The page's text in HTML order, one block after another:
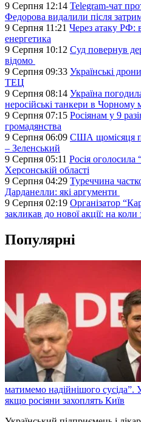
9 Серпня 12:14 Telegram-чат
Федорова видалили після
9 Серпня 11:21 Через атаку РФ:
енергетика
9 Серпня 10:12 Суд повернув
відомо
9 Серпня 09:33 Українські
ТЕЦ
9 Серпня 08:14 Україна
неросійські танкери в Чорному
9 Серпня 07:15 Росіянам у 9
громадянства
9 Серпня 06:09 США щомісяця
– Зеленський
9 Серпня 05:11 Росія оголосила
Херсонській області
9 Серпня 04:29 Туреччина
Дарданелли: які аргументи
9 Серпня 02:19 Організатор
закликав до нової акції: на коли
Популярні
матимемо надійнішого сусіда”.
якщо росіяни захоплять Київ